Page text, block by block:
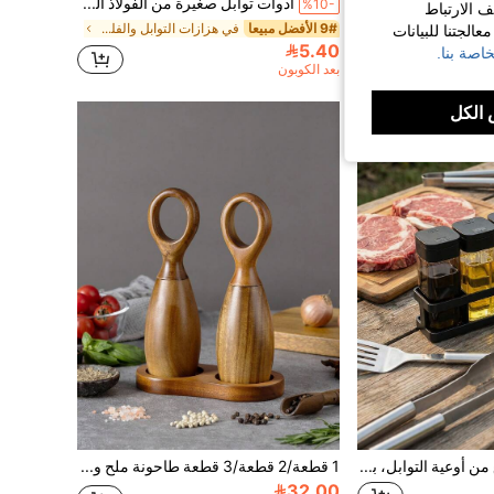
%10-
9# الأفضل مبيعا في هزازات التوابل والفلفل
5.40
بعد الكوبون
مجموعة 1/4/8 قطع من أوعية التوابل، برطمانات توابل بلاستيكية مع أغطية، حاويات تخزين شفافة للشواء، مناسبة للتوابل والملح والفلفل، ألوان عشوائية 1 قطعة/2 قطعة/3 قطعة طاحونة ملح وفلفل خشبية، طاحونة بهارات من الخشب الوردي
الارتباط
للبيانات
بنا.